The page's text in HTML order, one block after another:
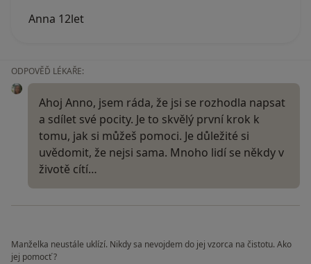
Anna 12let
ODPOVĚĎ LÉKAŘE:
Ahoj Anno, jsem ráda, že jsi se rozhodla napsat
a sdílet své pocity. Je to skvělý první krok k
tomu, jak si můžeš pomoci. Je důležité si
uvědomit, že nejsi sama. Mnoho lidí se někdy v
životě cítí…
Manželka neustále uklízí. Nikdy sa nevojdem do jej vzorca na čistotu. Ako
jej pomocť ?